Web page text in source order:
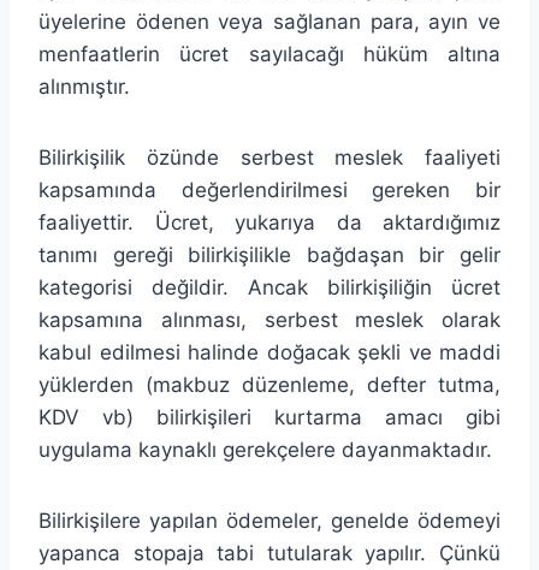
üyelerine ödenen veya sağlanan para, ayın ve
menfaatlerin ücret sayılacağı hüküm altına
alınmıştır.
Bilirkişilik özünde serbest meslek faaliyeti
kapsamında değerlendirilmesi gereken bir
faaliyettir. Ücret, yukarıya da aktardığımız
tanımı gereği bilirkişilikle bağdaşan bir gelir
kategorisi değildir. Ancak bilirkişiliğin ücret
kapsamına alınması, serbest meslek olarak
kabul edilmesi halinde doğacak şekli ve maddi
yüklerden (makbuz düzenleme, defter tutma,
KDV vb) bilirkişileri kurtarma amacı gibi
uygulama kaynaklı gerekçelere dayanmaktadır.
Bilirkişilere yapılan ödemeler, genelde ödemeyi
yapanca stopaja tabi tutularak yapılır. Çünkü